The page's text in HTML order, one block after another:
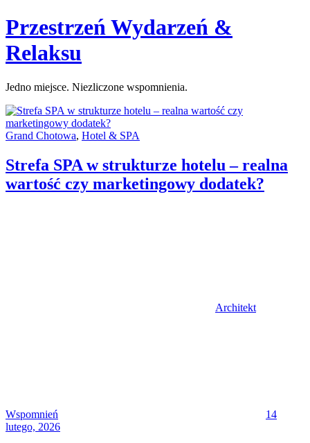
Skip
to
content
Przestrzeń Wydarzeń &
Relaksu
Jedno miejsce. Niezliczone wspomnienia.
Categories:
Grand Chotowa, Hotel & SPA
Strefa SPA w strukturze hotelu – realna
wartość czy marketingowy dodatek?
Architekt
Wspomnień
14
lutego, 2026